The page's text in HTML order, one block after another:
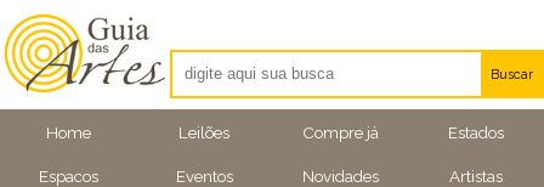
Home Leilões Compre já Estados
Espacos Eventos Novidades Artistas
Buscar
Artistas
Eventos